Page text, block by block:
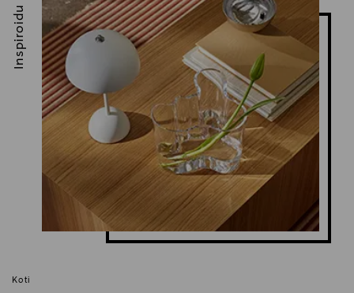
Koti
Inspiroidu